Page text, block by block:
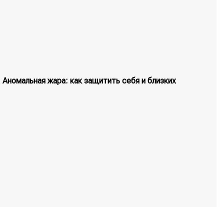
Аномальная жара: как защитить себя и близких